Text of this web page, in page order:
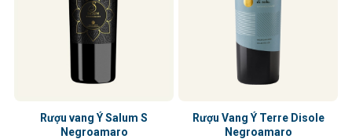
Rượu vang Ý Salum S
Negroamaro
Rượu Vang Ý Terre Disole
Negroamaro